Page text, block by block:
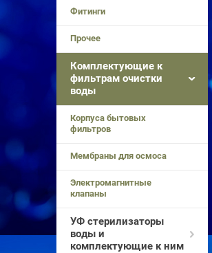
Фитинги
Прочее
Комплектующие к
фильтрам очистки
воды
Корпуса бытовых
фильтров
Мембраны для осмоса
Электромагнитные
клапаны
УФ стерилизаторы
воды и
комплектующие к ним